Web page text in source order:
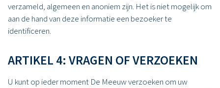
verzameld, algemeen en anoniem zijn. Het is niet mogelijk om
aan de hand van deze informatie een bezoeker te
identificeren.
ARTIKEL 4: VRAGEN OF VERZOEKEN
U kunt op ieder moment De Meeuw verzoeken om uw